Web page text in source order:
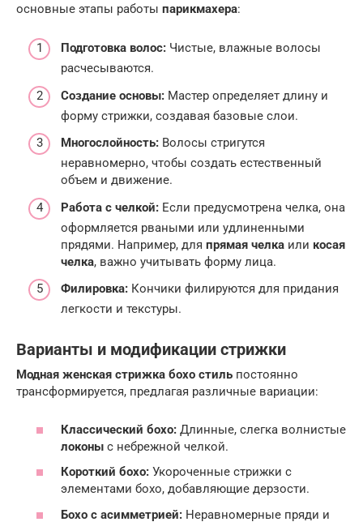
основные этапы работы парикмахера:
Подготовка волос: Чистые, влажные волосы
расчесываются.
Создание основы: Мастер определяет длину и
форму стрижки, создавая базовые слои.
Многослойность: Волосы стригутся
неравномерно, чтобы создать естественный
объем и движение.
Работа с челкой: Если предусмотрена челка, она
оформляется рваными или удлиненными
прядями. Например, для прямая челка или косая
челка, важно учитывать форму лица.
Филировка: Кончики филируются для придания
легкости и текстуры.
Варианты и модификации стрижки
Модная женская стрижка бохо стиль постоянно
трансформируется, предлагая различные вариации:
Классический бохо: Длинные, слегка волнистые
локоны с небрежной челкой.
Короткий бохо: Укороченные стрижки с
элементами бохо, добавляющие дерзости.
Бохо с асимметрией: Неравномерные пряди и